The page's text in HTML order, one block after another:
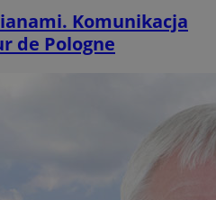
Komunikacja
de Pologne